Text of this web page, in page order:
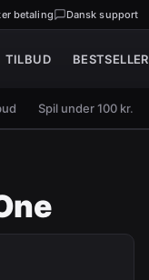
betaling Dansk support
TILBUD
Spil under 100 kr.